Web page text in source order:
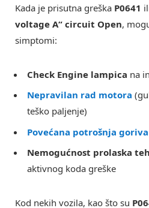
Kada je prisutna greška P0641
voltage A“ circuit Open,
simptomi:
Check Engine lampica na
Nepravilan rad motora
teško paljenje)
Povećana potrošnja goriva
Nemogućnost prolaska
aktivnog koda greške
Kod nekih vozila, kao što su